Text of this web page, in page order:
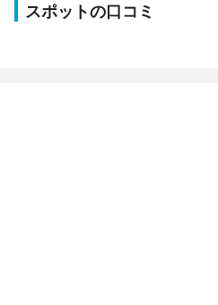
スポットの口コミ